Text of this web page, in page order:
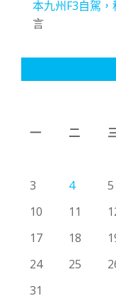
本九州F3自駕
言
一
二
3
4 5
10
11
17
18
24
25
31